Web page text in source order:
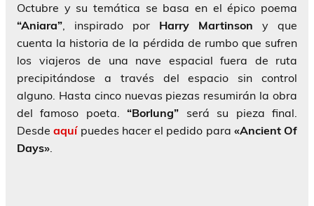
Octubre y su temática se basa en el épico poema
“Aniara”, inspirado por Harry Martinson y que
cuenta la historia de la pérdida de rumbo que sufren
los viajeros de una nave espacial fuera de ruta
precipitándose a través del espacio sin control
alguno. Hasta cinco nuevas piezas resumirán la obra
del famoso poeta.“Borlung” será su pieza final.
Desdeaquí puedes hacer el pedido para «Ancient Of
Days».